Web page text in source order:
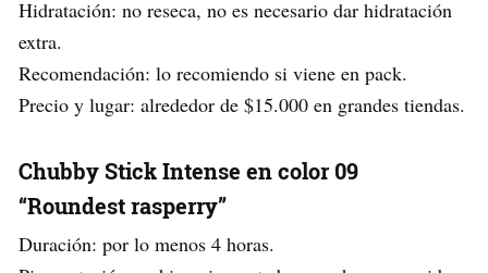
Hidratación: no reseca, no es necesario dar hidratación
extra.
Recomendación: lo recomiendo si viene en pack.
Precio y lugar: alrededor de $15.000 en grandes tiendas.
Chubby Stick Intense en color 09
“Roundest rasperry”
Duración: por lo menos 4 horas.